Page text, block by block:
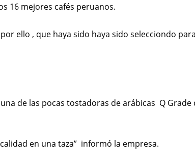
16 mejores cafés peruanos.
ello , que haya sido haya sido selecciondo
de las pocas tostadoras de arábicas Q
en una taza” informó la empresa.